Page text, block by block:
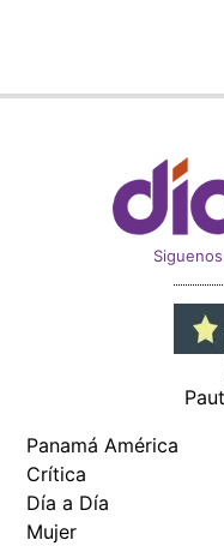
Panamá América
Crítica
Día a Día
Mujer